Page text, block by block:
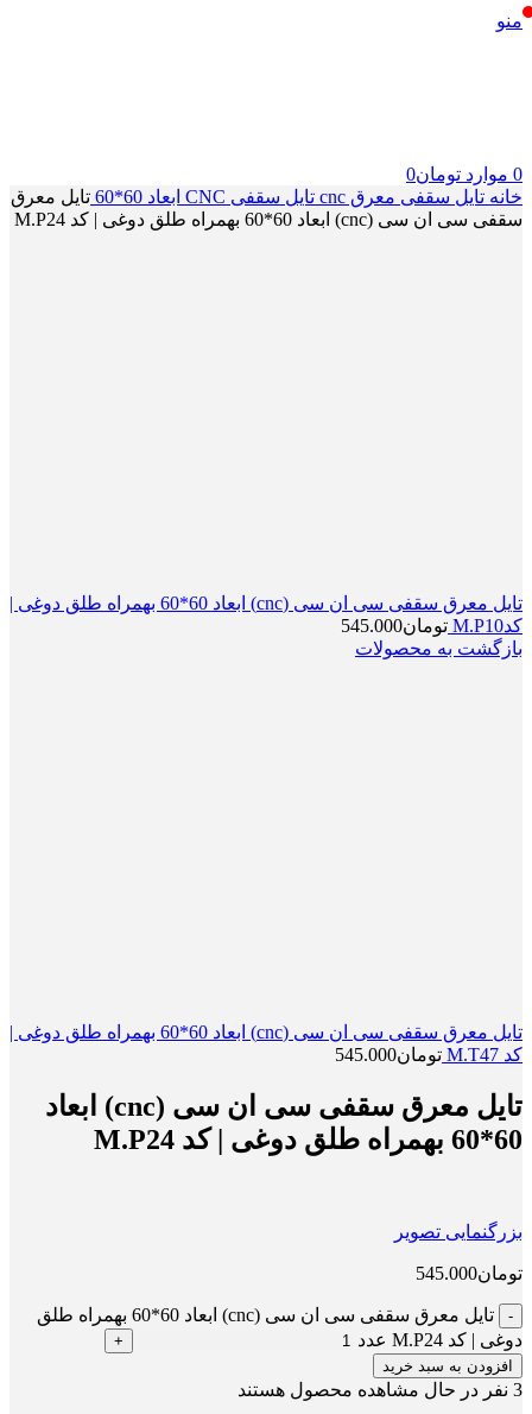
منو
0 موارد تومان0
خانه تایل سقفی معرق cnc تایل سقفی CNC ابعاد 60*60
تایل معرق
سقفی سی ان سی (cnc) ابعاد 60*60 بهمراه طلق دوغی | کد M.P24
تایل معرق سقفی سی ان سی (cnc) ابعاد 60*60 بهمراه طلق دوغی |
کدM.P10
تومان545.000
بازگشت به محصولات
تایل معرق سقفی سی ان سی (cnc) ابعاد 60*60 بهمراه طلق دوغی |
کد M.T47
تومان545.000
تایل معرق سقفی سی ان سی (cnc) ابعاد
60*60 بهمراه طلق دوغی | کد M.P24
بزرگنمایی تصویر
تومان545.000
تایل معرق سقفی سی ان سی (cnc) ابعاد 60*60 بهمراه طلق
دوغی | کد M.P24 عدد
افزودن به سبد خرید
3 نفر در حال مشاهده محصول هستند